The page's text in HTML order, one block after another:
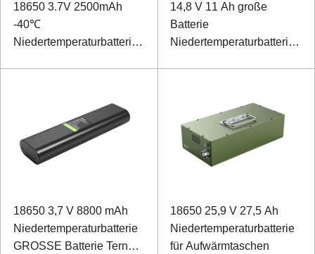
18650 3.7V 2500mAh
-40℃
Niedertemperaturbatterie
14,8 V 11 Ah große
Batterie
Niedertemperaturbatterie
18650 3,7 V 8800 mAh
Niedertemperaturbatterie
GROSSE Batterie Ternäre
18650 25,9 V 27,5 Ah
Niedertemperaturbatterie
für Aufwärmtaschen